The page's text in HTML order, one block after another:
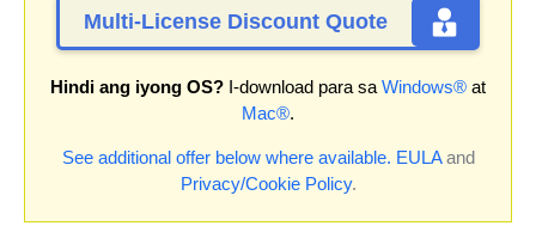
Multi-License Discount Quote
Hindi ang iyong OS? I-download para sa Windows® at
Mac®.
See additional offer below where available. EULAand
Privacy/Cookie Policy.